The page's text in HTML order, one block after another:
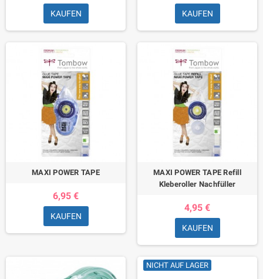
KAUFEN KAUFEN
MAXI POWER TAPE
6,95 €
KAUFEN
MAXI POWER TAPE Refill
Kleberoller Nachfüller
4,95 €
KAUFEN
NICHT AUF LAGER